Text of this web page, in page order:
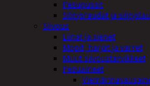
Pesupussit
Silitysraudat ja
Siivous
Liinat ja sienet
Mopit, harjat ja varret
Muut siivoustarvikkeet
Pesuaineet